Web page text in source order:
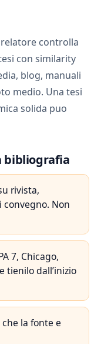
relatore controlla
con similarity
blog, manuali
medio. Una tesi
solida puo
bibliografia
rivista,
Non
7, Chicago,
tienilo dall’inizio
la fonte e